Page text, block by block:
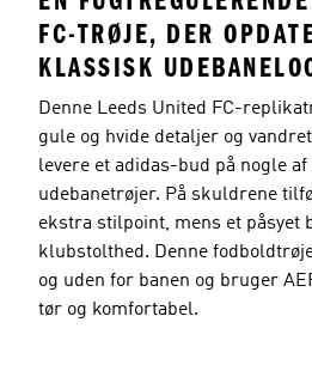
FC-TRØJE, DER
KLASSISK
Denne Leeds United FC-
gule og hvide detaljer og
levere et adidas-bud på nogle
udebanetrøjer. På skuldrene
ekstra stilpoint, mens et påsyet
klubstolthed. Denne
og uden for banen og bruger
tør og komfortabel.